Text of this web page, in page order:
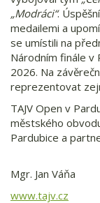
„Modráci“.
medailemi a
se umístili na
Národním finále v
2026. Na
reprezentovat
TAJV Open v
městského
Pardubice a
Mgr. Jan Váňa
www.tajv.cz